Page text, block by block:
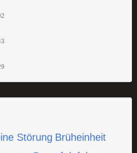
Störung Brüheinheit